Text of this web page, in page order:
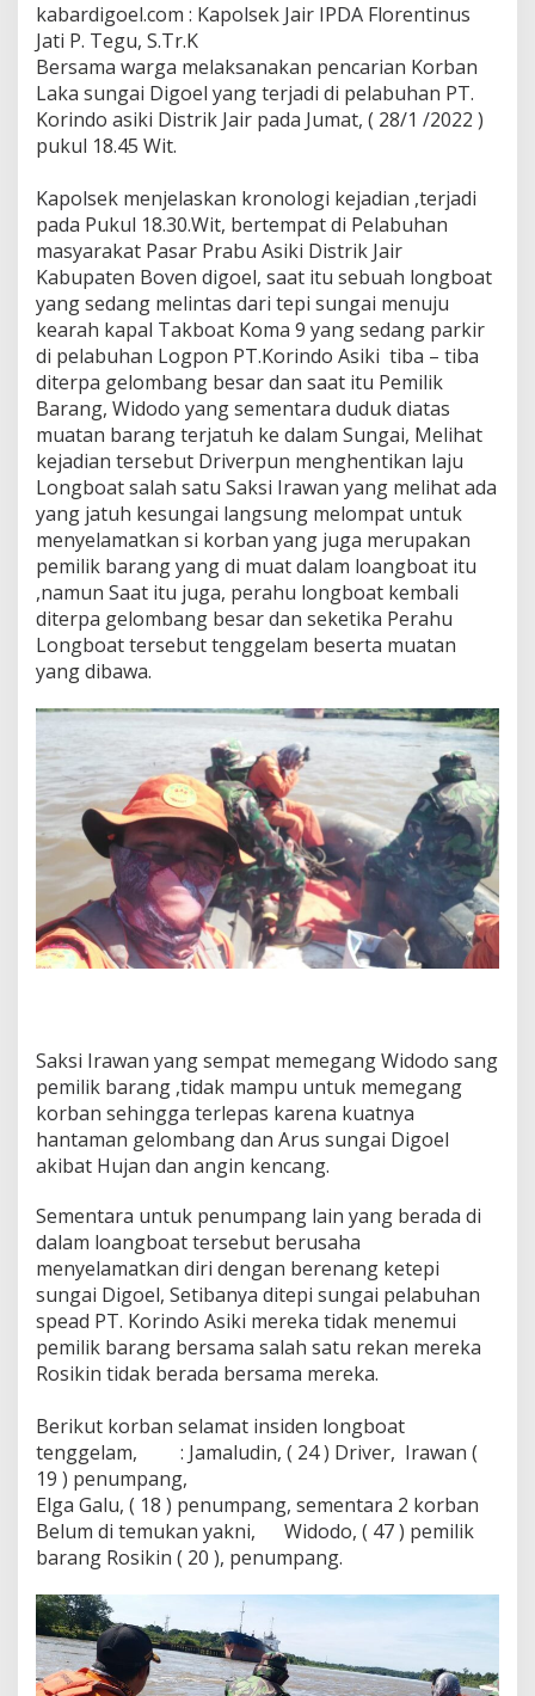
kabardigoel.com : Kapolsek Jair IPDA Florentinus
Jati P. Tegu, S.Tr.K
Bersama warga melaksanakan pencarian Korban
Laka sungai Digoel yang terjadi di pelabuhan PT.
Korindo asiki Distrik Jair pada Jumat, ( 28/1 /2022 )
pukul 18.45 Wit.
Kapolsek menjelaskan kronologi kejadian ,terjadi
pada Pukul 18.30.Wit, bertempat di Pelabuhan
masyarakat Pasar Prabu Asiki Distrik Jair
Kabupaten Boven digoel, saat itu sebuah longboat
yang sedang melintas dari tepi sungai menuju
kearah kapal Takboat Koma 9 yang sedang parkir
di pelabuhan Logpon PT.Korindo Asiki tiba – tiba
diterpa gelombang besar dan saat itu Pemilik
Barang, Widodo yang sementara duduk diatas
muatan barang terjatuh ke dalam Sungai, Melihat
kejadian tersebut Driverpun menghentikan laju
Longboat salah satu Saksi Irawan yang melihat ada
yang jatuh kesungai langsung melompat untuk
menyelamatkan si korban yang juga merupakan
pemilik barang yang di muat dalam loangboat itu
,namun Saat itu juga, perahu longboat kembali
diterpa gelombang besar dan seketika Perahu
Longboat tersebut tenggelam beserta muatan
yang dibawa.
Saksi Irawan yang sempat memegang Widodo sang
pemilik barang ,tidak mampu untuk memegang
korban sehingga terlepas karena kuatnya
hantaman gelombang dan Arus sungai Digoel
akibat Hujan dan angin kencang.
Sementara untuk penumpang lain yang berada di
dalam loangboat tersebut berusaha
menyelamatkan diri dengan berenang ketepi
sungai Digoel, Setibanya ditepi sungai pelabuhan
spead PT. Korindo Asiki mereka tidak menemui
pemilik barang bersama salah satu rekan mereka
Rosikin tidak berada bersama mereka.
Berikut korban selamat insiden longboat
tenggelam, : Jamaludin, ( 24 ) Driver, Irawan (
19 ) penumpang,
Elga Galu, ( 18 ) penumpang, sementara 2 korban
Belum di temukan yakni, Widodo, ( 47 ) pemilik
barang Rosikin ( 20 ), penumpang.